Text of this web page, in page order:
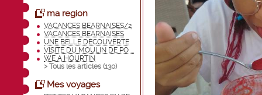
ma region
VACANCES BEARNAISES/2
VACANCES BEARNAISES
UNE BELLE DÉCOUVERTE
VISITE DU MOULIN DE PO ...
WE A HOURTIN
> Tous les articles (130)
Mes voyages